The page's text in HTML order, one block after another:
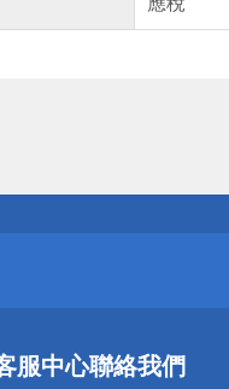
小心！
小心！
服中心聯絡我們